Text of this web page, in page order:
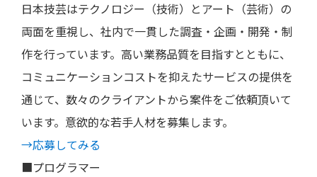
日本技芸はテクノロジー（技術）とアート（芸術）の
両面を重視し、社内で一貫した調査・企画・開発・制
作を行っています。高い業務品質を目指すとともに、
コミュニケーションコストを抑えたサービスの提供を
通じて、数々のクライアントから案件をご依頼頂いて
います。意欲的な若手人材を募集します。
→応募してみる
■プログラマー